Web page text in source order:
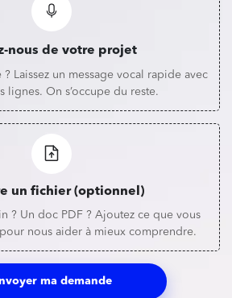
nous de votre projet
? Laissez un message vocal rapide avec
lignes. On s’occupe du reste.
un fichier (optionnel)
? Un doc PDF ? Ajoutez ce que vous
nous aider à mieux comprendre.
ma demande